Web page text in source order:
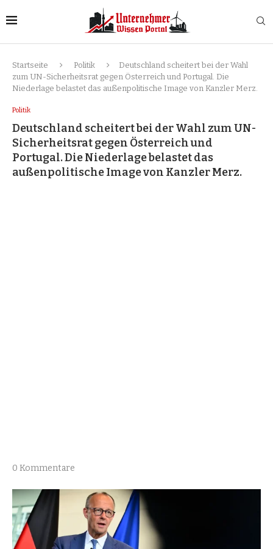
Startseite Politik
Deutschland scheitert bei der Wahl
zum UN-Sicherheitsrat gegen Österreich und Portugal. Die
Niederlage belastet das außenpolitische Image von Kanzler Merz.
Politik
Deutschland scheitert bei der Wahl zum UN-
Sicherheitsrat gegen Österreich und
Portugal. Die Niederlage belastet das
außenpolitische Image von Kanzler Merz.
0 Kommentare